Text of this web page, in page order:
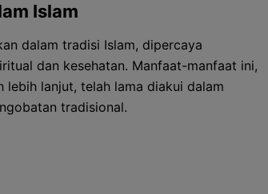
Islam
dalam tradisi Islam, dipercaya
dan kesehatan. Manfaat-manfaat ini,
lebih lanjut, telah lama diakui dalam
tradisional.